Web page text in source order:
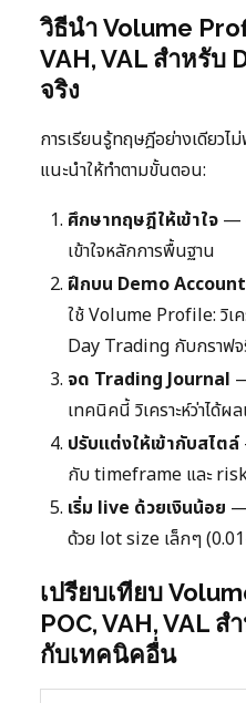
วิธีนำ Volume
VAH, VAL สำหรับ
จริง
การเรียนรู้ทฤษฎีอย่างเดียว
แนะนำให้ทำตามขั้นตอน:
ศึกษาทฤษฎีให้เข้าใจ —
เข้าใจหลักการพื้นฐาน
ฝึกบน Demo Account
ใช้ Volume Profile: วิเค
Day Trading กับกราฟจ
จด Trading Journal
เทคนิคนี้ วิเคราะห์ว่าได้ผ
ปรับแต่งให้เข้ากับสไตล์
กับ timeframe และ
เริ่ม live ด้วยเงินน้อย —
ด้วย lot size เล็กๆ
เปรียบเทียบ
POC, VAH, VAL
กับเทคนิคอื่น